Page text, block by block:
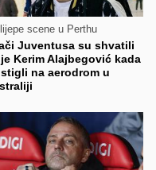
scene u Perthu
Juventusa su shvatili
Kerim Alajbegović kada
na aerodrom u